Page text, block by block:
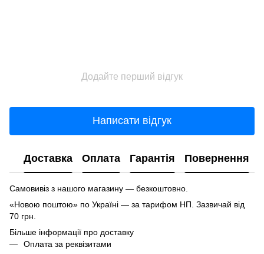
Додайте перший відгук
Написати відгук
Доставка Оплата Гарантія Повернення
Самовивіз з нашого магазину — безкоштовно.
«Новою поштою» по Україні — за тарифом НП. Зазвичай від
70 грн.
Більше інформації про доставку
Оплата за реквізитами